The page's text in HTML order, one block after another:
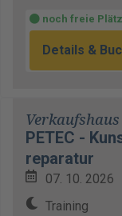
noch freie
Details &
PETEC -
reparatur
07. 10. 2026
Training